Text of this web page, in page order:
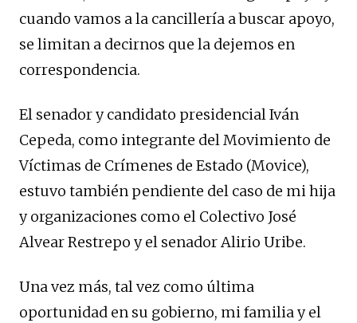
cuando vamos a la cancillería a buscar apoyo,
se limitan a decirnos que la dejemos en
correspondencia.
El senador y candidato presidencial Iván
Cepeda, como integrante del Movimiento de
Víctimas de Crímenes de Estado (Movice),
estuvo también pendiente del caso de mi hija
y organizaciones como el Colectivo José
Alvear Restrepo y el senador Alirio Uribe.
Una vez más, tal vez como última
oportunidad en su gobierno, mi familia y el